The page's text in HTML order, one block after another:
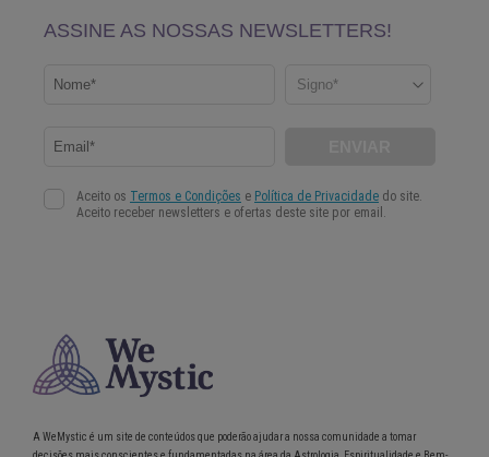
A WeMystic é um site de conteúdos que poderão ajudar a nossa comunidade a tomar